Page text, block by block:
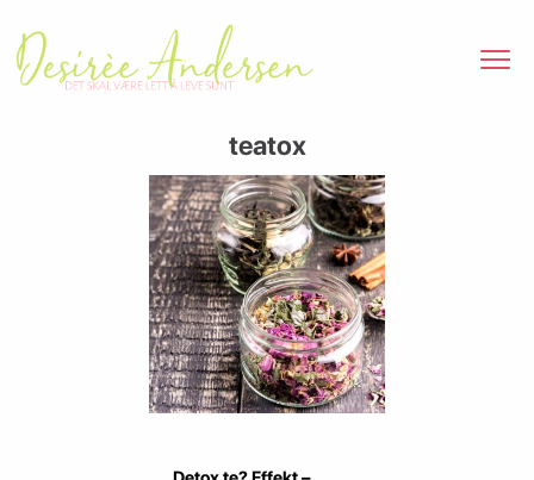
teatox